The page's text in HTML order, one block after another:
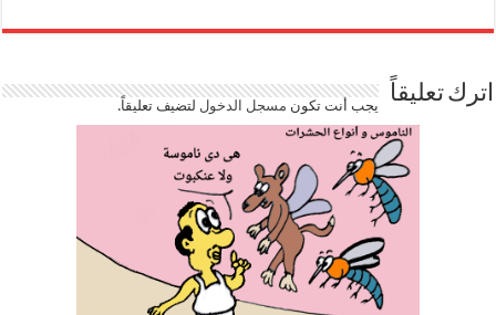
اترك تعليقاً يجب أنت تكون مسجل الدخوللتضيف تعليقاً.